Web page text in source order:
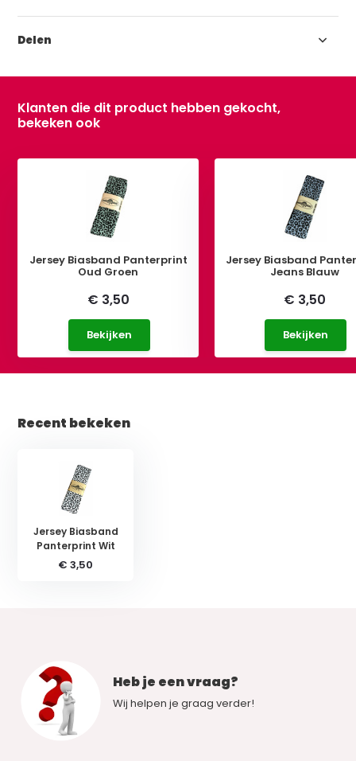
Delen
Klanten die dit product hebben gekocht,
bekeken ook
Jersey Biasband Panterprint
Oud Groen
€ 3,50
Bekijken
Jersey Biasband
Jeans Blauw
€ 3,50
Bekijken
Recent bekeken
Jersey Biasband
Panterprint Wit
€ 3,50
Heb je een vraag?
Wij helpen je graag verder!